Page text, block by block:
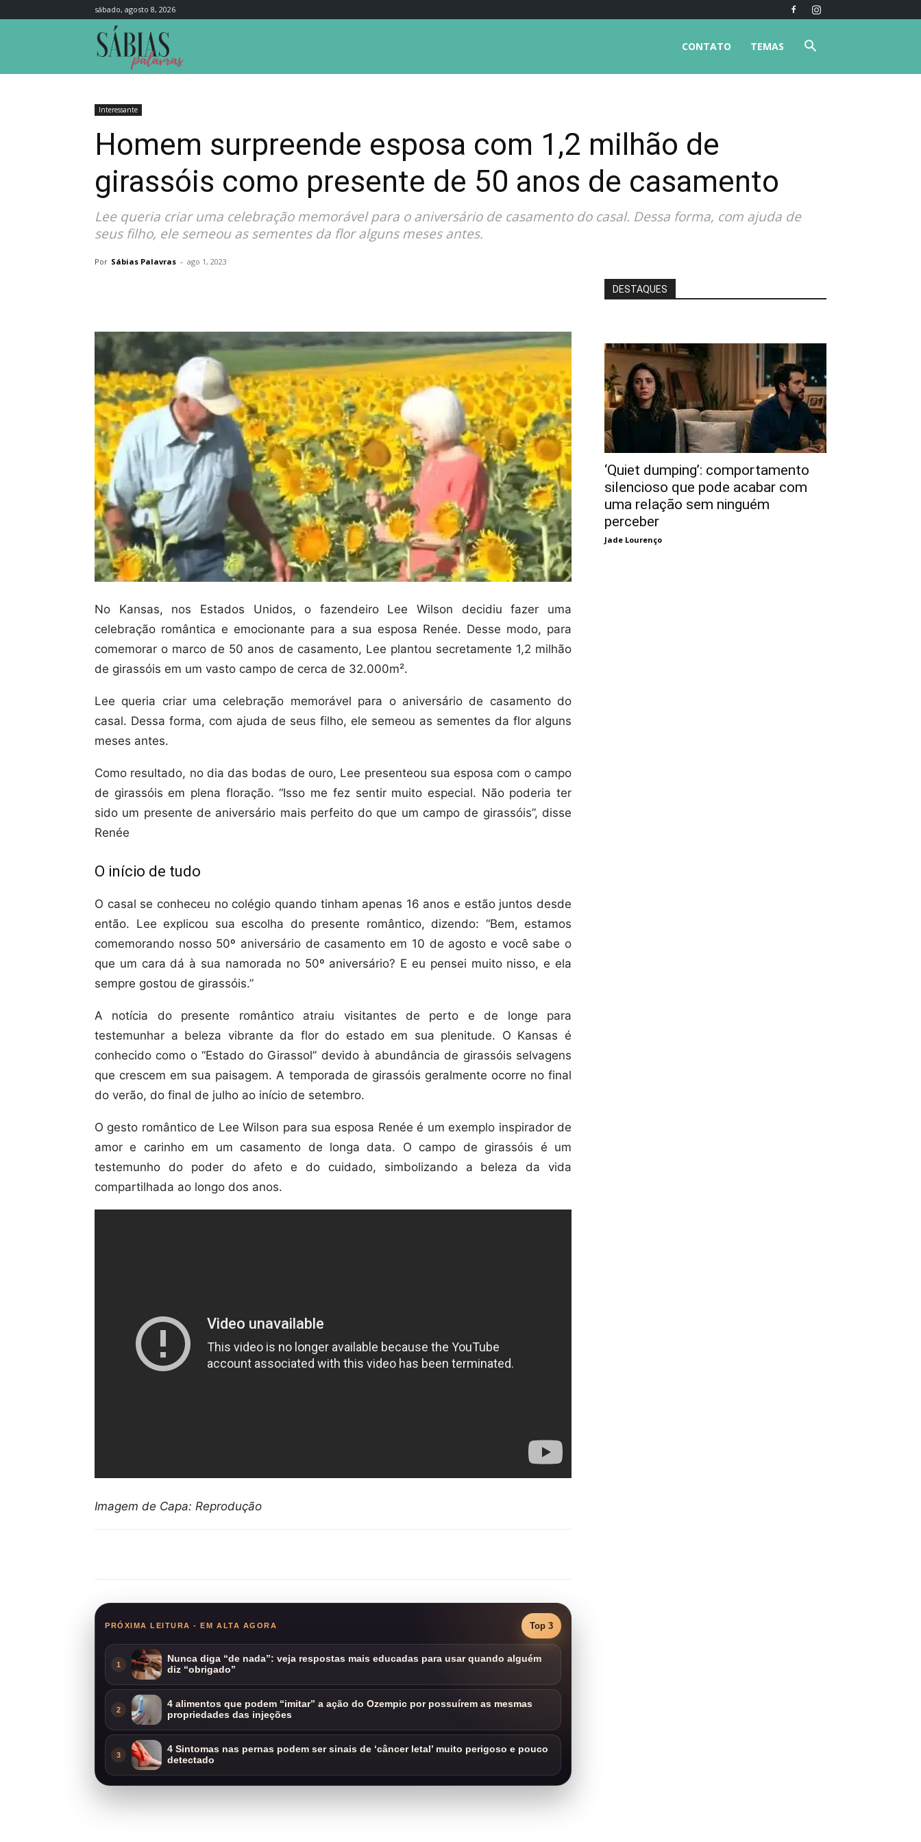
sábado, agosto 8, 2026
TEMAS
CONTATO
Interessante
Homem surpreende esposa com 1,2 milhão de
girassóis como presente de 50 anos de casamento
Lee queria criar uma celebração memorável para o aniversário de casamento do casal. Dessa forma, com ajuda de
seus filho, ele semeou as sementes da flor alguns meses antes.
Por Sábias Palavras - ago 1, 2023
No Kansas, nos Estados Unidos, o fazendeiro Lee Wilson decidiu fazer uma
celebração romântica e emocionante para a sua esposa Renée. Desse modo, para
comemorar o marco de 50 anos de casamento, Lee plantou secretamente 1,2 milhão
de girassóis em um vasto campo de cerca de 32.000m².
Lee queria criar uma celebração memorável para o aniversário de casamento do
casal. Dessa forma, com ajuda de seus filho, ele semeou as sementes da flor alguns
meses antes.
Como resultado, no dia das bodas de ouro, Lee presenteou sua esposa com o campo
de girassóis em plena floração. “Isso me fez sentir muito especial. Não poderia ter
sido um presente de aniversário mais perfeito do que um campo de girassóis”, disse
Renée
O início de tudo
O casal se conheceu no colégio quando tinham apenas 16 anos e estão juntos desde
então. Lee explicou sua escolha do presente romântico, dizendo: “Bem, estamos
comemorando nosso 50º aniversário de casamento em 10 de agosto e você sabe o
que um cara dá à sua namorada no 50º aniversário? E eu pensei muito nisso, e ela
sempre gostou de girassóis.”
A notícia do presente romântico atraiu visitantes de perto e de longe para
testemunhar a beleza vibrante da flor do estado em sua plenitude. O Kansas é
conhecido como o “Estado do Girassol” devido à abundância de girassóis selvagens
que crescem em sua paisagem. A temporada de girassóis geralmente ocorre no final
do verão, do final de julho ao início de setembro.
O gesto romântico de Lee Wilson para sua esposa Renée é um exemplo inspirador de
amor e carinho em um casamento de longa data. O campo de girassóis é um
testemunho do poder do afeto e do cuidado, simbolizando a beleza da vida
compartilhada ao longo dos anos.
Imagem de Capa: Reprodução
PRÓXIMA LEITURA - EM ALTA AGORA Top 3
1
Nunca diga “de nada”: veja respostas mais educadas para usar quando alguém
diz “obrigado”
2
4 alimentos que podem “imitar” a ação do Ozempic por possuírem as mesmas
propriedades das injeções
3
4 Sintomas nas pernas podem ser sinais de ‘câncer letal’ muito perigoso e pouco
detectado
DESTAQUES
‘Quiet dumping’: comportamento
silencioso que pode acabar com
uma relação sem ninguém
perceber
Jade Lourenço